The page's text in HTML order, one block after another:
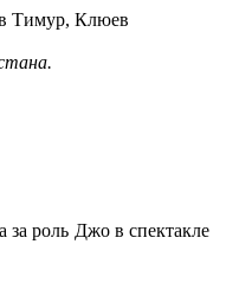
Тимур, Клюев
за роль Джо в спектакле